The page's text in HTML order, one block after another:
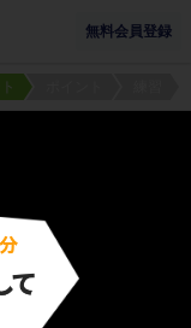
無料会員登録